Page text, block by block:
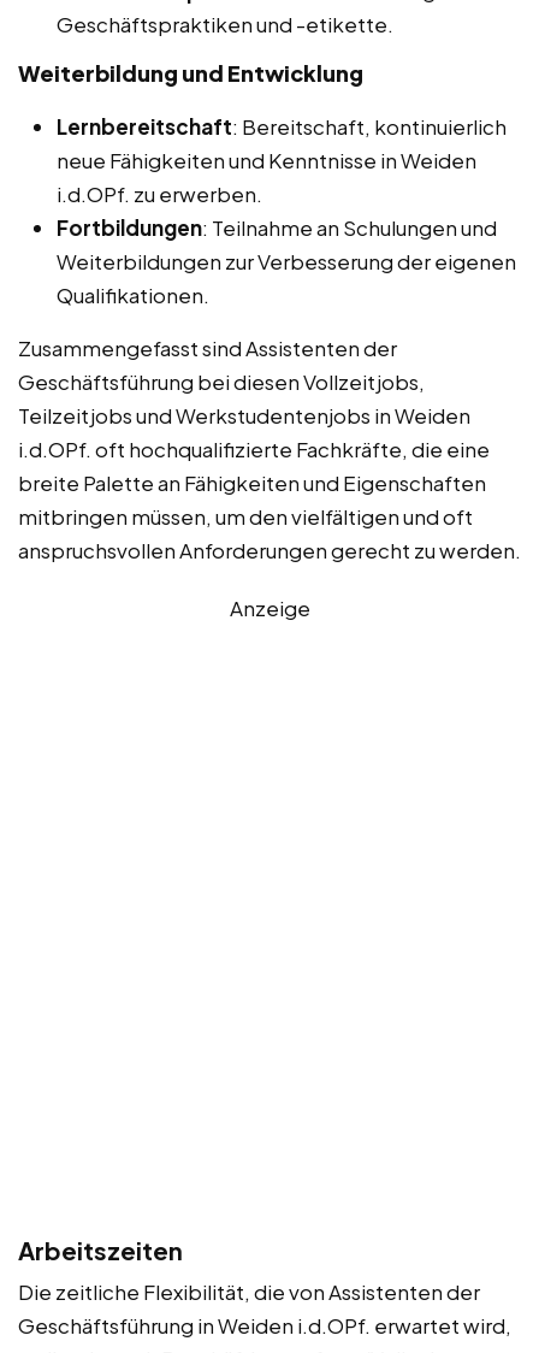
Geschäftspraktiken und -etikette.
Weiterbildung und Entwicklung
Lernbereitschaft: Bereitschaft, kontinuierlich
neue Fähigkeiten und Kenntnisse in Weiden
i.d.OPf. zu erwerben.
Fortbildungen: Teilnahme an Schulungen und
Weiterbildungen zur Verbesserung der eigenen
Qualifikationen.
Zusammengefasst sind Assistenten der
Geschäftsführung bei diesen Vollzeitjobs,
Teilzeitjobs und Werkstudentenjobs in Weiden
i.d.OPf. oft hochqualifizierte Fachkräfte, die eine
breite Palette an Fähigkeiten und Eigenschaften
mitbringen müssen, um den vielfältigen und oft
anspruchsvollen Anforderungen gerecht zu werden.
Anzeige
Arbeitszeiten
Die zeitliche Flexibilität, die von Assistenten der
Geschäftsführung in Weiden i.d.OPf. erwartet wird,